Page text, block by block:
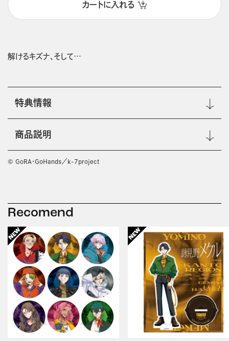
カートに入れる
解けるキズナ、そして…
特典情報
商品説明
© GoRA・GoHands／k-7project
Recomend